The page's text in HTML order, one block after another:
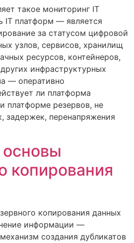
такое мониторинг IT
IT платформ — является
за статусом цифровой
узлов, сервисов, хранилищ
ресурсов, контейнеров,
инфраструктурных
— оперативно
ли платформа
платформе резервов, не
задержек, перенапряжения
копирования
копирования данных
информации —
создания дубликатов